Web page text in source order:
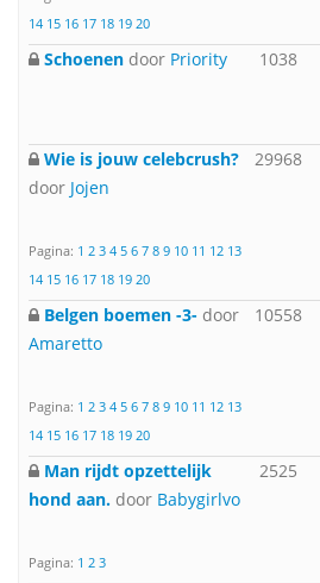
14 15 16 17 18 19 20
Schoenen door Priority 1038
Wie is jouw celebcrush?
door Jojen
Pagina: 1 2 3 4 5 6 7 8 9 10 11 12 13
14 15 16 17 18 19 20
29968
Belgen boemen -3- door
Amaretto
Pagina: 1 2 3 4 5 6 7 8 9 10 11 12 13
14 15 16 17 18 19 20
10558
Man rijdt opzettelijk
hond aan. door Babygirlvo
Pagina: 1 2 3
2525